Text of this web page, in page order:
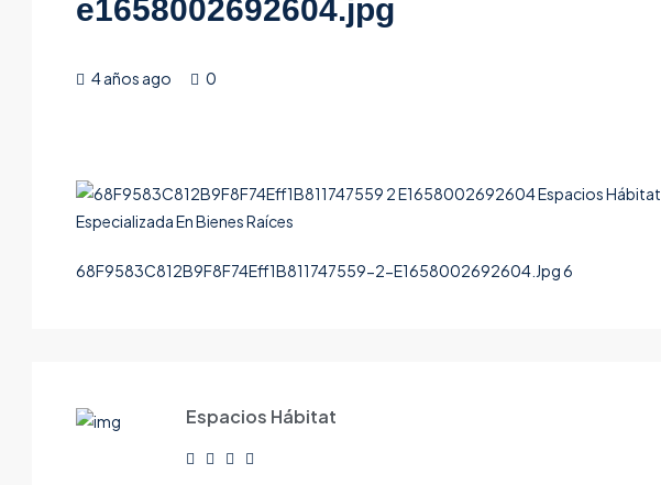
e1658002692604.jpg
4 años ago 0
68F9583C812B9F8F74Eff1B811747559-2-E1658002692604.Jpg 6
Espacios Hábitat